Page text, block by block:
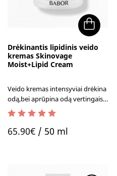
Drėkinantis lipidinis veido
kremas Skinovage
Moist+Lipid Cream
Veido kremas intensyviai drėkina
odą,bei aprūpina odą vertingais
lipidais.
65.90€/ 50 ml